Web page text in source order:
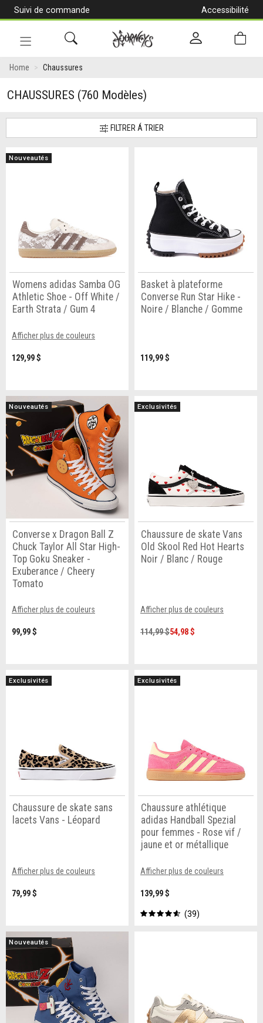
Suivi de commande
Accessibilité
en
Home Chaussures
CHAUSSURES (760 Modèles)
FILTRER Á TRIER
Nouveautés
Womens adidas Samba OG
Athletic Shoe - Off White /
Earth Strata / Gum 4
Afficher plus de couleurs
129,99 $
Basket à plateforme
Converse Run Star Hike -
Noire / Blanche / Gomme
119,99 $
Nouveautés
Converse x Dragon Ball Z
Chuck Taylor All Star High-
Top Goku Sneaker -
Exuberance / Cheery
Tomato
Afficher plus de couleurs
99,99 $
Exclusivités
Chaussure de skate Vans
Old Skool Red Hot Hearts
Noir / Blanc / Rouge
Afficher plus de couleurs
114,99 $54,98 $
Exclusivités
Chaussure de skate sans
lacets Vans - Léopard
Afficher plus de couleurs
79,99 $
Exclusivités
Chaussure athlétique
adidas Handball Spezial
pour femmes - Rose vif /
jaune et or métallique
Afficher plus de couleurs
139,99 $
39
Nouveautés